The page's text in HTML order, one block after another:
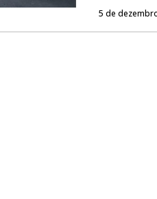
5 de